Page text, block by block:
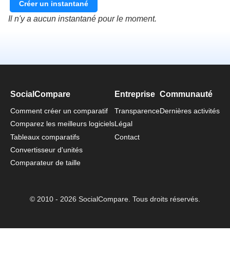
Créer un instantané
Il n'y a aucun instantané pour le moment.
SocialCompare
Comment créer un comparatif
Comparez les meilleurs logiciels
Tableaux comparatifs
Convertisseur d'unités
Comparateur de taille
Entreprise
Transparence
Légal
Contact
Communauté
Dernières activités
© 2010 - 2026 SocialCompare. Tous droits réservés.